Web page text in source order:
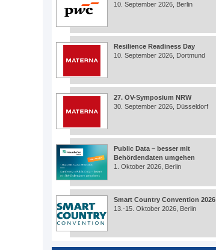
10. September 2026, Berlin
Resilience Readiness Day
10. September 2026, Dortmund
27. ÖV-Symposium NRW
30. September 2026, Düsseldorf
Public Data – besser mit
Behördendaten umgehen
1. Oktober 2026, Berlin
Smart Country Convention 2026
13.-15. Oktober 2026, Berlin